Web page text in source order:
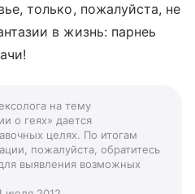
только, пожалуйста, не
в жизнь: парнеь
на тему
о геях» дается
целях. По итогам
пожалуйста, обратитесь
выявления возможных